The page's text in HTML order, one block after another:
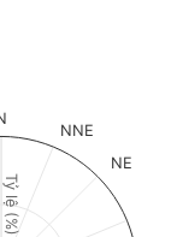
Tỷ lệ (%)
NNE
NE